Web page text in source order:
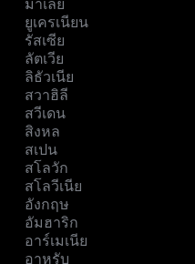
มาเลย์
ยูเครเนียน
รัสเซีย
ลัตเวีย
ลิธัวเนีย
สวาฮิลี
สวีเดน
สิงหล
สเปน
สโลวัก
สโลวีเนีย
อังกฤษ
อัมฮาริก
อาร์เมเนีย
อาหรับ